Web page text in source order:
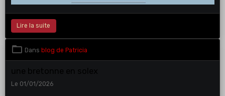
Lire la suite
Dans blog de Patricia
Le 01/01/2026